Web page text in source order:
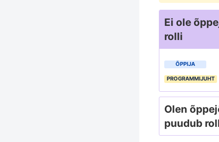
Ei ole
rolli
ÕPPIJA
PROGRAMMIJUHT
Olen
puudub